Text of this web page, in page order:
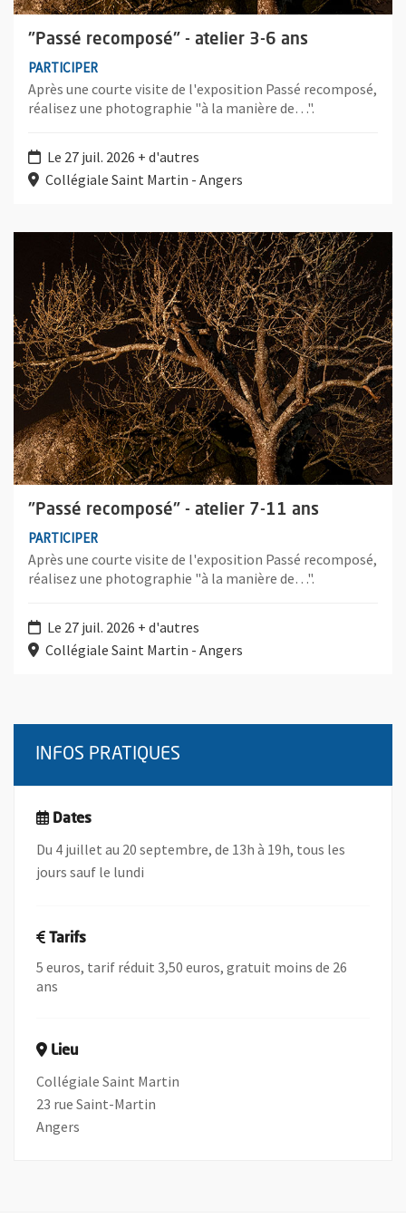
"Passé recomposé" - atelier 3-6 ans
PARTICIPER
Après une courte visite de l'exposition Passé recomposé,
réalisez une photographie "à la manière de…".
Le 27 juil. 2026 + d'autres
Collégiale Saint Martin - Angers
"Passé recomposé" - atelier 7-11 ans
PARTICIPER
Après une courte visite de l'exposition Passé recomposé,
réalisez une photographie "à la manière de…".
Le 27 juil. 2026 + d'autres
Collégiale Saint Martin - Angers
Plus d'information sur l'évènement : "Passé recomposé" -
INFOS PRATIQUES
Dates
Du 4 juillet au 20 septembre, de 13h à 19h, tous les
jours sauf le lundi
Tarifs
5 euros, tarif réduit 3,50 euros, gratuit moins de 26
ans
Lieu
Collégiale Saint Martin
23 rue Saint-Martin
Angers